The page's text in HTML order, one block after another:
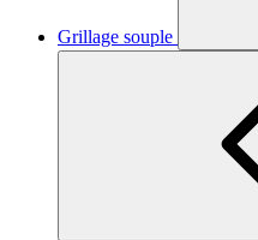
Grillage souple